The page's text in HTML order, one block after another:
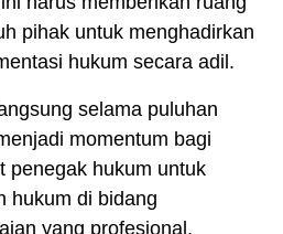
pihak untuk menghadirkan
hukum secara adil.
selama puluhan
momentum bagi
penegak hukum untuk
hukum di bidang
yang profesional,